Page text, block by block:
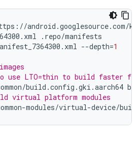
android.googlesource.com/
.repo/manifests
--depth=1
use LTO=thin to build faster for
build.config.gki.aarch64
virtual platform modules
modules/virtual-device/